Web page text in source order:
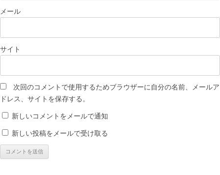
メール
サイト
次回のコメントで使用するためブラウザーに自分の名前、メールア
ドレス、サイトを保存する。
新しいコメントをメールで通知
新しい投稿をメールで受け取る